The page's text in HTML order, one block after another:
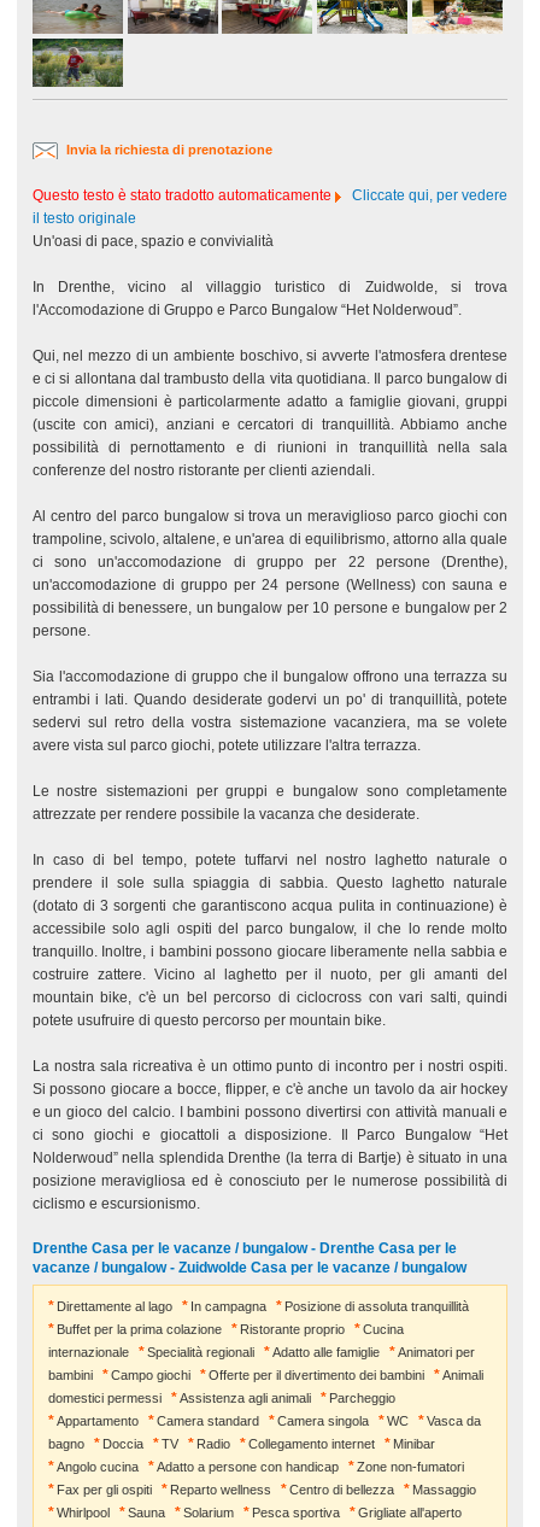
Invia la richiesta di prenotazione
Questo testo è stato tradotto automaticamente
Cliccate qui, per vedere
il testo originale
Un'oasi di pace, spazio e convivialità
In Drenthe, vicino al villaggio turistico di Zuidwolde, si trova
l'Accomodazione di Gruppo e Parco Bungalow “Het Nolderwoud”.
Qui, nel mezzo di un ambiente boschivo, si avverte l'atmosfera drentese
e ci si allontana dal trambusto della vita quotidiana. Il parco bungalow di
piccole dimensioni è particolarmente adatto a famiglie giovani, gruppi
(uscite con amici), anziani e cercatori di tranquillità. Abbiamo anche
possibilità di pernottamento e di riunioni in tranquillità nella sala
conferenze del nostro ristorante per clienti aziendali.
Al centro del parco bungalow si trova un meraviglioso parco giochi con
trampoline, scivolo, altalene, e un'area di equilibrismo, attorno alla quale
ci sono un'accomodazione di gruppo per 22 persone (Drenthe),
un'accomodazione di gruppo per 24 persone (Wellness) con sauna e
possibilità di benessere, un bungalow per 10 persone e bungalow per 2
persone.
Sia l'accomodazione di gruppo che il bungalow offrono una terrazza su
entrambi i lati. Quando desiderate godervi un po' di tranquillità, potete
sedervi sul retro della vostra sistemazione vacanziera, ma se volete
avere vista sul parco giochi, potete utilizzare l'altra terrazza.
Le nostre sistemazioni per gruppi e bungalow sono completamente
attrezzate per rendere possibile la vacanza che desiderate.
In caso di bel tempo, potete tuffarvi nel nostro laghetto naturale o
prendere il sole sulla spiaggia di sabbia. Questo laghetto naturale
(dotato di 3 sorgenti che garantiscono acqua pulita in continuazione) è
accessibile solo agli ospiti del parco bungalow, il che lo rende molto
tranquillo. Inoltre, i bambini possono giocare liberamente nella sabbia e
costruire zattere. Vicino al laghetto per il nuoto, per gli amanti del
mountain bike, c'è un bel percorso di ciclocross con vari salti, quindi
potete usufruire di questo percorso per mountain bike.
La nostra sala ricreativa è un ottimo punto di incontro per i nostri ospiti.
Si possono giocare a bocce, flipper, e c'è anche un tavolo da air hockey
e un gioco del calcio. I bambini possono divertirsi con attività manuali e
ci sono giochi e giocattoli a disposizione. Il Parco Bungalow “Het
Nolderwoud” nella splendida Drenthe (la terra di Bartje) è situato in una
posizione meravigliosa ed è conosciuto per le numerose possibilità di
ciclismo e escursionismo.
Drenthe Casa per le vacanze / bungalow - Drenthe Casa per le
vacanze / bungalow - Zuidwolde Casa per le vacanze / bungalow
Direttamente al lago In campagna
Posizione di assoluta tranquillità
Buffet per la prima colazione
Ristorante proprio
Cucina
internazionale
Specialità regionali Adatto alle famiglie
Animatori per
bambini
Campo giochi Offerte per il divertimento dei bambini
Animali
domestici permessi
Assistenza agli animali
Parcheggio
Appartamento
Camera standard Camera singola WC
Vasca da
bagno
Doccia TV Radio Collegamento internet
Minibar
Angolo cucina
Adatto a persone con handicap
Zone non-fumatori
Fax per gli ospiti
Reparto wellness Centro di bellezza
Massaggio
Whirlpool
Sauna Solarium Pesca sportiva
Grigliate all'aperto